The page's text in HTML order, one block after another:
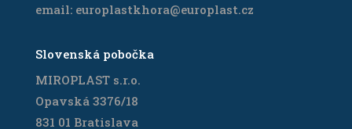
email: europlastkhora@europlast.cz
Slovenská pobočka
MIROPLAST s.r.o.
Opavská 3376/18
831 01 Bratislava